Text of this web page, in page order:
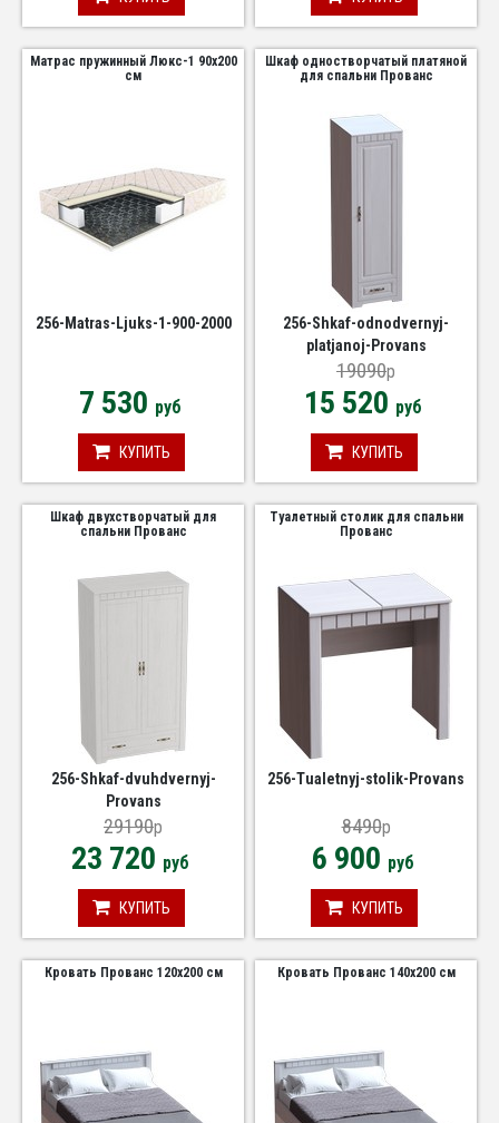
Матрас пружинный Люкс-1 90х200
см
256-Matras-Ljuks-1-900-2000
7 530 руб
КУПИТЬ
Шкаф одностворчатый платяной
для спальни Прованс
256-Shkaf-odnodvernyj-
platjanoj-Provans
19090p
15 520 руб
КУПИТЬ
Шкаф двухстворчатый для
спальни Прованс
256-Shkaf-dvuhdvernyj-
Provans
29190p
23 720 руб
КУПИТЬ
Туалетный столик для спальни
Прованс
256-Tualetnyj-stolik-Provans
8490p
6 900 руб
КУПИТЬ
Кровать Прованс 120х200 см Кровать Прованс 140х200 см